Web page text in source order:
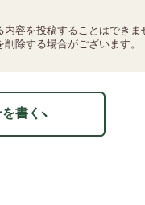
容を投稿することはできま
除する場合がございます。
書く